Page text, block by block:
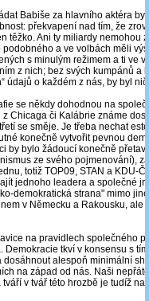
Babiše za hlavního aktéra by
překvapení nad tím, že
těžko. Ani ty miliardy nemohou
a ve volbách měli
s minulým režimem a ti ve
z nich; bez svých kumpánů a
údajů o každém z nás, by byl
se někdy dohodnou na
Chicaga či Kalábrie známe
se směje. Je třeba nechat
konečně vytvořit pevnou
by bylo žádoucí konečně
ze svého pojmenování),
totiž TOP09, STAN a KDU-
jednoho leadera a společné
demokratická strana" mimo
v Německu a Rakousku, ale
na pravidlech společného
tkví v konsensu s
alespoň minimální
na západ od nás. Naši
v tvář této hrozbě je tudíž